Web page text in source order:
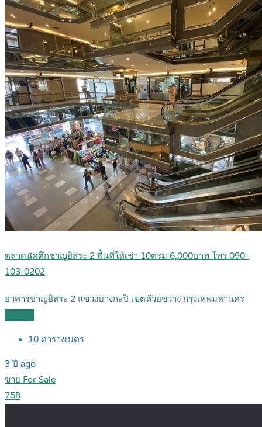
ตลาดนัดตึกชาญอิสระ 2 พื้นที่ให้เช่า 10ตรม 6,000บาท โทร 090-
103-0202
อาคารชาญอิสระ 2 แขวงบางกะปิ เขตห้วยขวาง กรุงเทพมหานคร
10 ตารางเมตร
3 ปี ago
ขาย For Sale
75฿